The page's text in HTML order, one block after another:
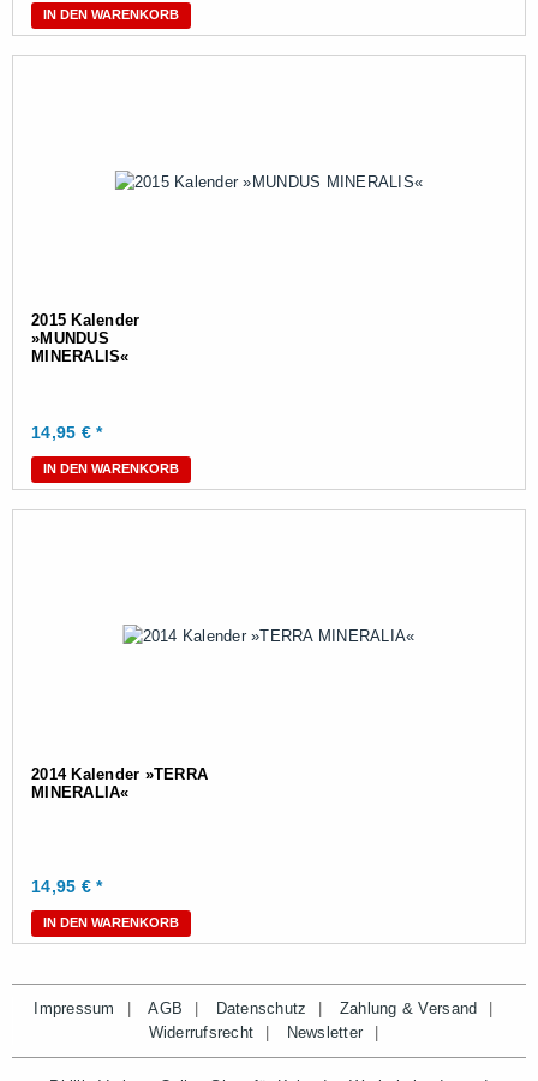
IN DEN WARENKORB
2015 Kalender
»MUNDUS
MINERALIS«
14,95 € *
IN DEN WARENKORB
2014 Kalender »TERRA
MINERALIA«
14,95 € *
IN DEN WARENKORB
Impressum AGB Datenschutz
Zahlung & Versand
Widerrufsrecht
Newsletter